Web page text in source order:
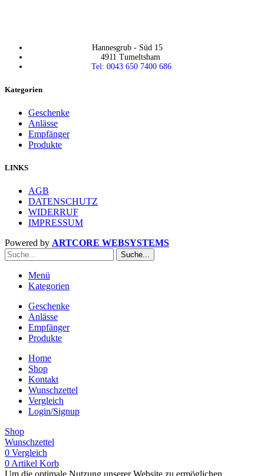
Hannesgrub - Süd 15
4911 Tumeltsham
Tel: 0043 650 7400 686
Kategorien
Geschenke
Anlässe
Empfänger
Produkte
LINKS
AGB
DATENSCHUTZ
WIDERRUF
IMPRESSUM
Powered by ARTCORE WEBSYSTEMS
Suche...
Menü
Kategorien
Geschenke
Anlässe
Empfänger
Produkte
Home
Shop
Kontakt
Wunschzettel
Vergleich
Login/Signup
Shop
Wunschzettel
0 Vergleich
0 Artikel Korb